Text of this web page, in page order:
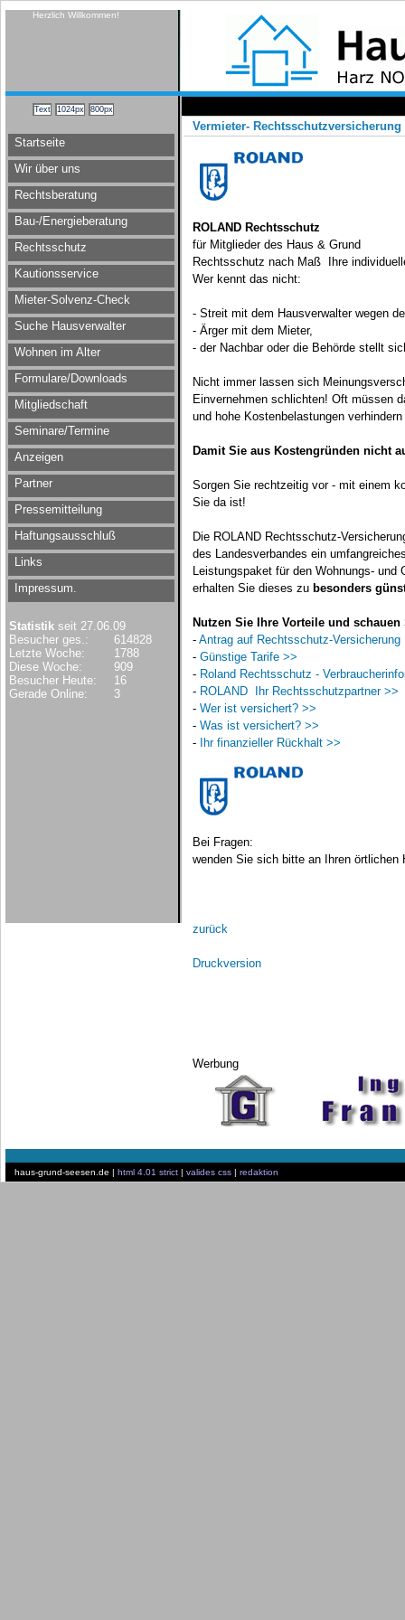
Herzlich Willkommen!
Startseite
Wir über uns
Rechtsberatung
Bau-/Energieberatung
Rechtsschutz
Kautionsservice
Mieter-Solvenz-Check
Suche Hausverwalter
Wohnen im Alter
Formulare/Downloads
Mitgliedschaft
Seminare/Termine
Anzeigen
Partner
Pressemitteilung
Haftungsausschluß
Links
Impressum.
Statistik seit 27.06.09
Besucher ges.:
614828
Letzte Woche:
1788
Diese Woche:
909
Besucher Heute:
16
Gerade Online:
3
Vermieter- Rechtsschutzversicherung
ROLAND Rechtsschutz
für Mitglieder des Haus & Grund
Rechtsschutz nach Maß  Ihre
Wer kennt das nicht:
- Streit mit dem Hausverwalter wegen
- Ärger mit dem Mieter,
- der Nachbar oder die Behörde stellt
Nicht immer lassen sich
Einvernehmen schlichten! Oft müssen
und hohe Kostenbelastungen
Damit Sie aus Kostengründen nicht
Sorgen Sie rechtzeitig vor - mit einem
Sie da ist!
Die ROLAND Rechtsschutz-
des Landesverbandes ein
Leistungspaket für den Wohnungs-
erhalten Sie dieses zu besonders
Nutzen Sie Ihre Vorteile und schauen
- Antrag auf Rechtsschutz-Versicherung
- Günstige Tarife >>
- Roland Rechtsschutz -
- ROLAND  Ihr Rechtsschutzpartner >>
- Wer ist versichert? >>
- Was ist versichert? >>
-
Ihr finanzieller Rückhalt >>
Bei Fragen:
wenden Sie sich bitte an Ihren örtlichen
zurück
Druckversion
Werbung
haus-grund-seesen.de | html 4.01 strict | valides css | redaktion